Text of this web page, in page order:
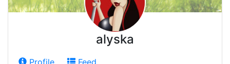
alyska
Profile
Feed